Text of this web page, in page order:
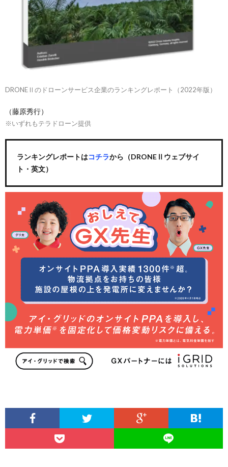
DRONEⅡのドローンサービス企業のランキングレポート（2022年版）
（藤原秀行）
※いずれもテラドローン提供
ランキングレポートはコチラから（DRONEⅡウェブサイ
ト・英文）